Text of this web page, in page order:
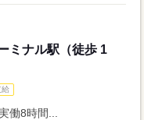
ミナル駅（徒歩 1
給
働8時間...